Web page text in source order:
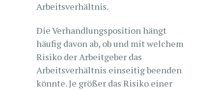
Arbeitsverhältnis.
Die Verhandlungsposition hängt
häufig davon ab, ob und mit welchem
Risiko der Arbeitgeber das
Arbeitsverhältnis einseitig beenden
könnte. Je größer das Risiko einer